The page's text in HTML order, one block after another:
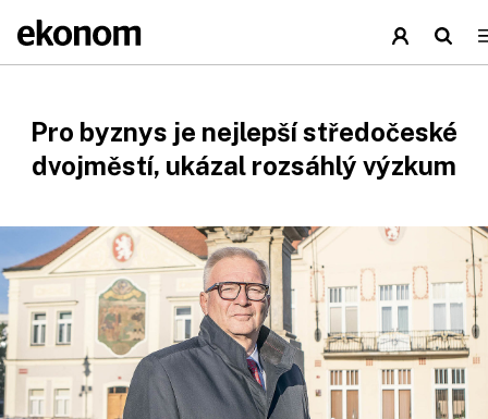
Pro byznys je nejlepší středočeské
dvojměstí, ukázal rozsáhlý výzkum